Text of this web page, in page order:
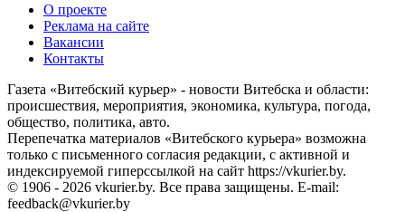
О проекте
Реклама на сайте
Вакансии
Контакты
Газета «Витебский курьер» - новости Витебска и области:
происшествия, мероприятия, экономика, культура, погода,
общество, политика, авто.
Перепечатка материалов «Витебского курьера» возможна
только с письменного согласия редакции, с активной и
индексируемой гиперссылкой на сайт https://vkurier.by.
© 1906 - 2026 vkurier.by. Все права защищены. E-mail:
feedback@vkurier.by